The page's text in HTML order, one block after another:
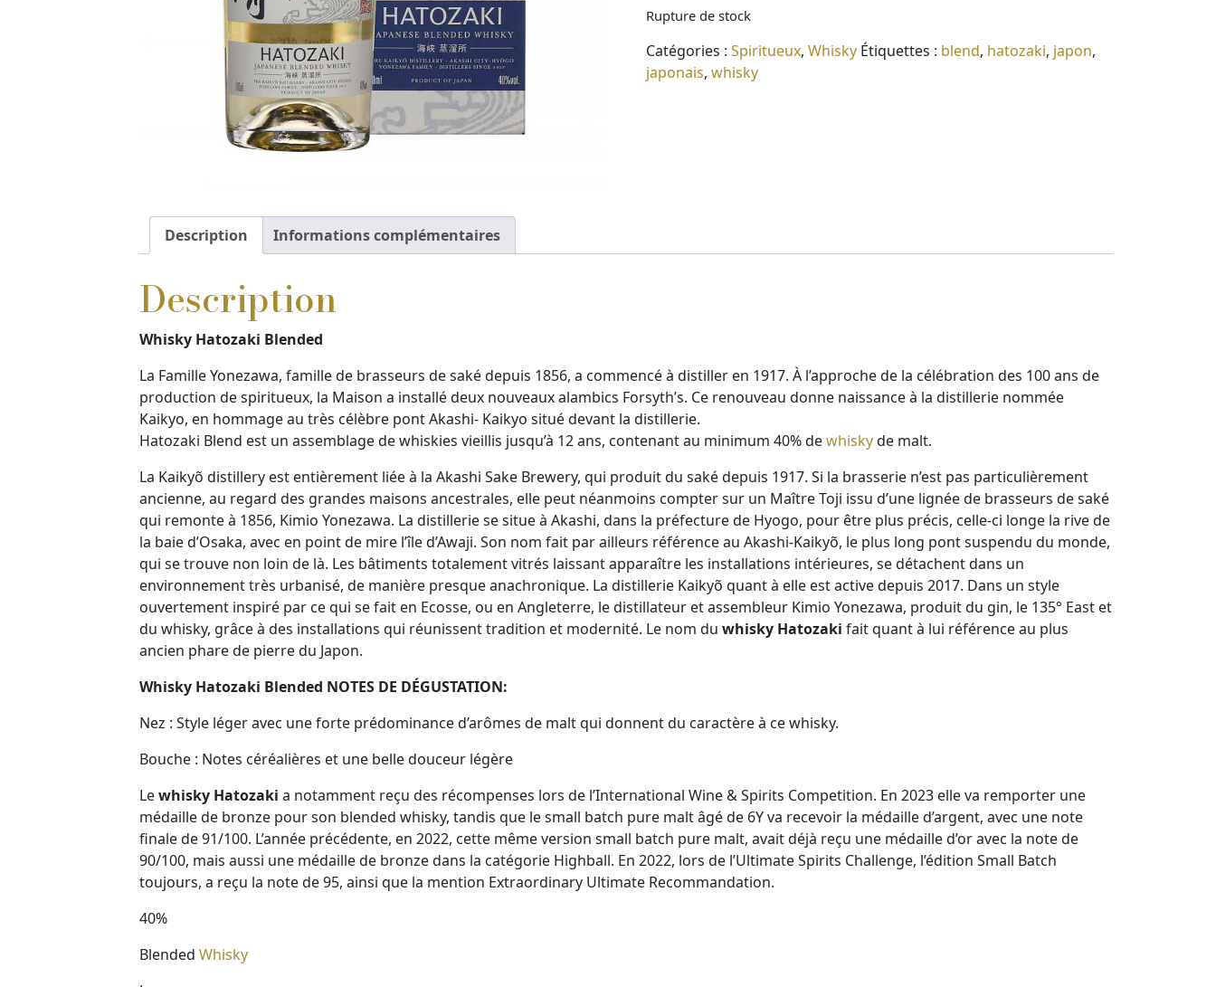
Rupture de stock
Catégories : Spiritueux, Whisky Étiquettes : blend, hatozaki, japon,
japonais, whisky
Description Informations complémentaires
Description
Whisky Hatozaki Blended
La Famille Yonezawa, famille de brasseurs de saké depuis 1856, a commencé à distiller en 1917. À l’approche de la célébration des 100 ans de
production de spiritueux, la Maison a installé deux nouveaux alambics Forsyth’s. Ce renouveau donne naissance à la distillerie nommée
Kaikyo, en hommage au très célèbre pont Akashi- Kaikyo situé devant la distillerie.
Hatozaki Blend est un assemblage de whiskies vieillis jusqu’à 12 ans, contenant au minimum 40% dewhiskyde malt.
La Kaikyõ distillery est entièrement liée à la Akashi Sake Brewery, qui produit du saké depuis 1917. Si la brasserie n’est pas particulièrement
ancienne, au regard des grandes maisons ancestrales, elle peut néanmoins compter sur un Maître Toji issu d’une lignée de brasseurs de saké
qui remonte à 1856, Kimio Yonezawa. La distillerie se situe à Akashi, dans la préfecture de Hyogo, pour être plus précis, celle-ci longe la rive de
la baie d’Osaka, avec en point de mire l’île d’Awaji. Son nom fait par ailleurs référence au Akashi-Kaikyõ, le plus long pont suspendu du monde,
qui se trouve non loin de là. Les bâtiments totalement vitrés laissant apparaître les installations intérieures, se détachent dans un
environnement très urbanisé, de manière presque anachronique. La distillerie Kaikyõ quant à elle est active depuis 2017. Dans un style
ouvertement inspiré par ce qui se fait en Ecosse, ou en Angleterre, le distillateur et assembleur Kimio Yonezawa, produit du gin, le 135° East et
du whisky, grâce à des installations qui réunissent tradition et modernité. Le nom du whisky Hatozaki fait quant à lui référence au plus
ancien phare de pierre du Japon.
Whisky Hatozaki Blended NOTES DE DÉGUSTATION:
Nez : Style léger avec une forte prédominance d’arômes de malt qui donnent du caractère à ce whisky.
Bouche : Notes céréalières et une belle douceur légère
Lewhisky Hatozaki a notamment reçu des récompenses lors de l’International Wine & Spirits Competition. En 2023 elle va remporter une
médaille de bronze pour son blended whisky, tandis que le small batch pure malt âgé de 6Y va recevoir la médaille d’argent, avec une note
finale de 91/100. L’année précédente, en 2022, cette même version small batch pure malt, avait déjà reçu une médaille d’or avec la note de
90/100, mais aussi une médaille de bronze dans la catégorie Highball. En 2022, lors de l’Ultimate Spirits Challenge, l’édition Small Batch
toujours, a reçu la note de 95, ainsi que la mention Extraordinary Ultimate Recommandation.
40%
Blended Whisky